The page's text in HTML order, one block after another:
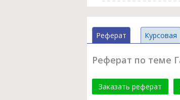
Реферат Курсовая
Реферат по теме
Заказать реферат